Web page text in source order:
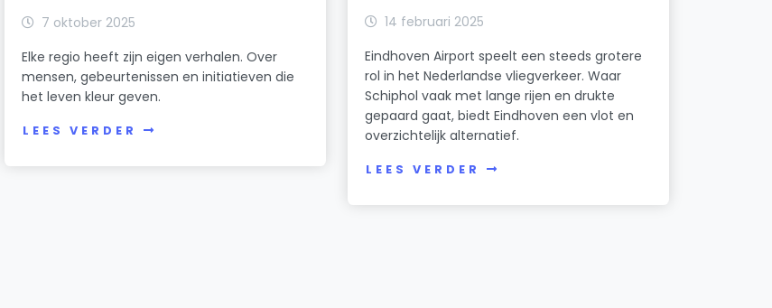
7 oktober 2025
Elke regio heeft zijn eigen verhalen. Over
mensen, gebeurtenissen en initiatieven die
het leven kleur geven.
LEES VERDER
14 februari 2025
Eindhoven Airport speelt een steeds grotere
rol in het Nederlandse vliegverkeer. Waar
Schiphol vaak met lange rijen en drukte
gepaard gaat, biedt Eindhoven een vlot en
overzichtelijk alternatief.
LEES VERDER